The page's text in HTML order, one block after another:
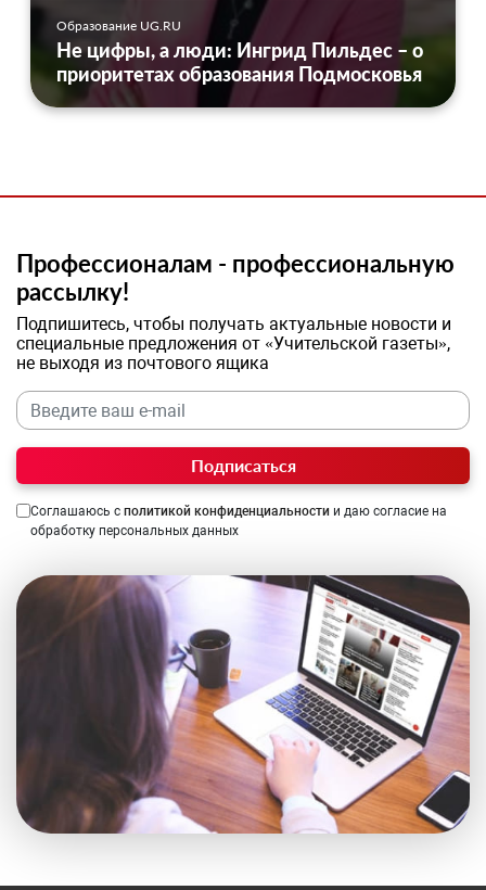
Образование UG.RU
Не цифры, а люди: Ингрид Пильдес – о
приоритетах образования Подмосковья
Профессионалам - профессиональную
рассылку!
Подпишитесь, чтобы получать актуальные новости и
специальные предложения от «Учительской газеты»,
не выходя из почтового ящика
Подписаться
Соглашаюсь с политикой конфиденциальности и даю согласие на
обработку персональных данных